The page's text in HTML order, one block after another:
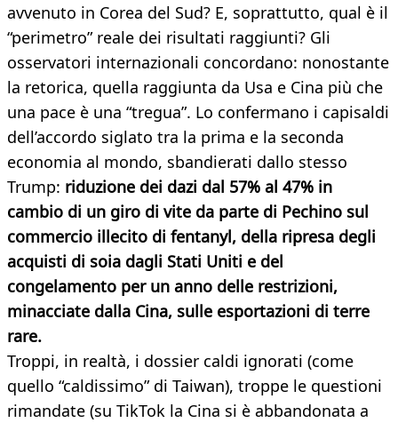
avvenuto in Corea del Sud? E, soprattutto, qual è il
“perimetro” reale dei risultati raggiunti? Gli
osservatori internazionali concordano: nonostante
la retorica, quella raggiunta da Usa e Cina più che
una pace è una “tregua”. Lo confermano i capisaldi
dell’accordo siglato tra la prima e la seconda
economia al mondo, sbandierati dallo stesso
Trump: riduzione dei dazi dal 57% al 47% in
cambio di un giro di vite da parte di Pechino sul
commercio illecito di fentanyl, della ripresa degli
acquisti di soia dagli Stati Uniti e del
congelamento per un anno delle restrizioni,
minacciate dalla Cina, sulle esportazioni di terre
rare.
Troppi, in realtà, i dossier caldi ignorati (come
quello “caldissimo” di Taiwan), troppe le questioni
rimandate (su TikTok la Cina si è abbandonata a